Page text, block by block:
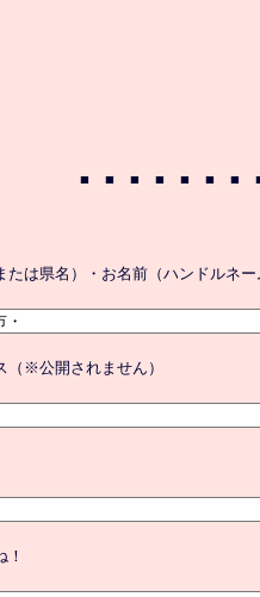
たは県名）・お名前（ハンドルネー
（※公開されません）
！